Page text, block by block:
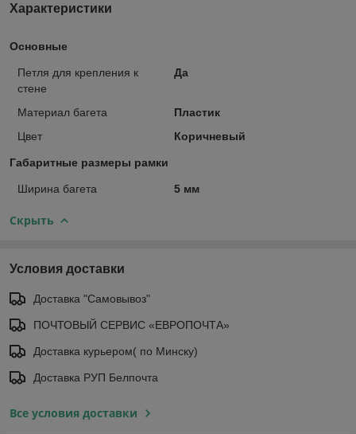
Характеристики
Основные
Петля для крепления к
стене
Да
Материал багета
Пластик
Цвет
Коричневый
Габаритные размеры рамки
Ширина багета 5 мм
Скрыть
Условия доставки
Доставка "Самовывоз"
ПОЧТОВЫЙ СЕРВИС «ЕВРОПОЧТА»
Доставка курьером( по Минску)
Доставка РУП Белпочта
Все условия доставки